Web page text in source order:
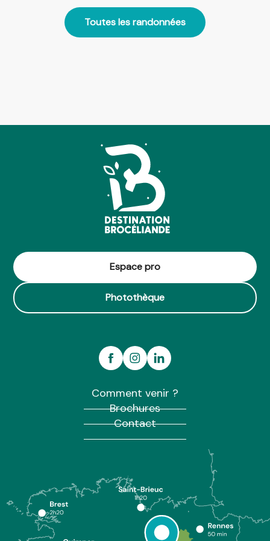
Toutes les randonnées
Espace pro
Photothèque
Comment venir ?
Brochures
Contact